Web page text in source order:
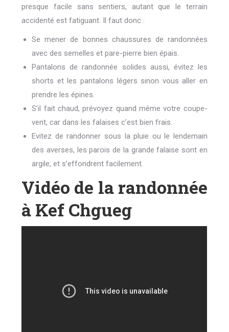
presque facile sans sentiers, autant que le terrain
accidenté est fatiguant. Il faut donc :
Se mener de bonnes chaussures de randonnées
avec des semelles et pare-pierre bien épais.
Pantalons de randonnée solides aussi, évitez les
shorts et les pantalons légers sinon vous aller en
prendre les épines.
S’il fait chaud, prévoyez quand même votre coupe-
vent, car dans les falaises c’est bien frais.
Evitez de randonner sous la pluie ou le lendemain
des averses, les parois de la grande falaise sont en
argile, et s’effondrent facilement.
Vidéo de la randonnée
à Kef Chgueg